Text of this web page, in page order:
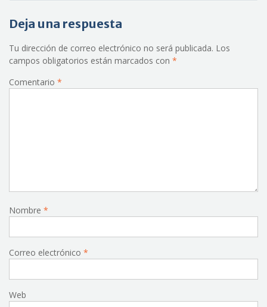
Deja una respuesta
Tu dirección de correo electrónico no será publicada. Los
campos obligatorios están marcados con *
Comentario *
Nombre *
Correo electrónico *
Web